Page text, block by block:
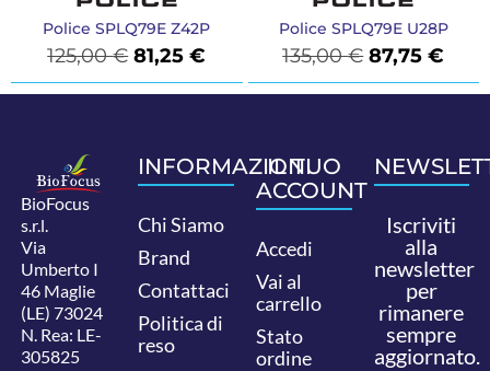
Police SPLQ79E Z42P
125,00€ 81,25€
Police SPLQ79E U28P
135,00€ 87,75€
BioFocus
s.r.l.
Via
Umberto I
46 Maglie
(LE) 73024
N. Rea: LE-
305825
INFORMAZIONI
Chi Siamo
Brand
Contattaci
Politica di
reso
IL TUO
ACCOUNT
Accedi
Vai al
carrello
Stato
ordine
Iscriviti
alla
newsletter
per
rimanere
sempre
aggiornato.